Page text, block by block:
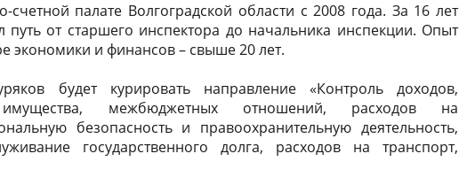
счетной палате Волгоградской области с 2008 года. За 16 лет
от старшего инспектора до начальника инспекции. Опыт
экономики и финансов – свыше 20 лет.
будет курировать направление «Контроль доходов,
имущества, межбюджетных отношений, расходов на
безопасность и правоохранительную деятельность,
государственного долга, расходов на транспорт,